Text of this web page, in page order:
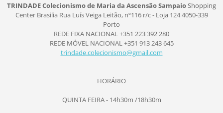
TRINDADE Colecionismo de Maria da Ascensão SampaioShopping
Center Brasilia Rua Luís Veiga Leitão, nº116r/c - Loja 1244050-339
Porto
REDE FIXA NACIONAL +351 223 392 280
REDE MÓVEL NACIONAL +351 913 243 645
trindade.colecionismo@gmail.com
HORÁRIO
QUINTA FEIRA - 14h30m /18h30m